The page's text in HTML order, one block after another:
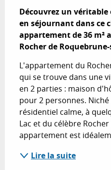
Découvrez un
en séjournant dans ce
appartement de 36 m²
Rocher de
L'appartement du
qui se trouve dans une
en 2 parties : maison
pour 2 personnes.
résidentiel calme, à
Lac et du célèbre
appartement est
Lire la suite